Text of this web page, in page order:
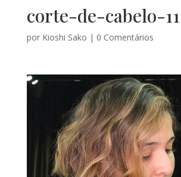
corte-de-cabelo-
por Kioshi Sako | 0 Comentários